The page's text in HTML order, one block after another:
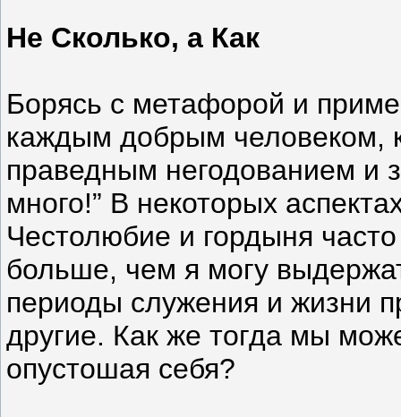
Не Сколько, а Как
Борясь с метафорой и
каждым добрым человеком,
праведным негодованием и
много!” В некоторых
Честолюбие и гордыня
больше, чем я могу
периоды служения и жизни
другие. Как же тогда мы
опустошая себя?